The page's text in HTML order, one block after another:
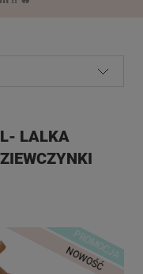
LALKA
PROMOCJA
NOWOŚĆ